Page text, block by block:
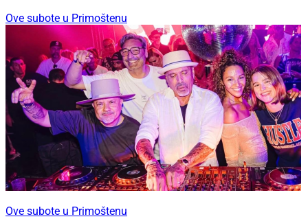
Ove subote u Primoštenu
Ove subote u Primoštenu